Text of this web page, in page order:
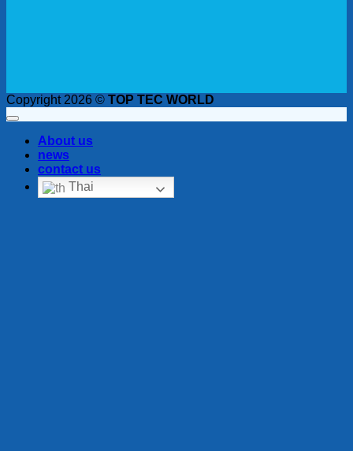
Copyright 2026 © TOP TEC WORLD
About us
news
contact us
Thai